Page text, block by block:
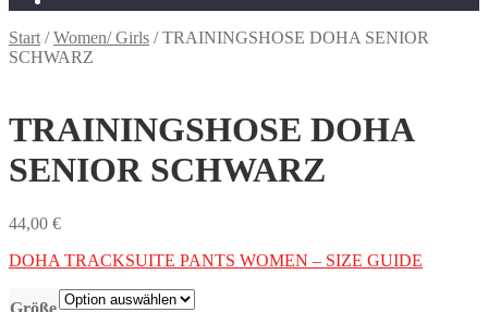
Start /Women/ Girls /TRAININGSHOSE DOHA SENIOR
SCHWARZ
TRAININGSHOSE DOHA
SENIOR SCHWARZ
44,00 €
DOHA TRACKSUITE PANTS WOMEN – SIZE GUIDE
Größe